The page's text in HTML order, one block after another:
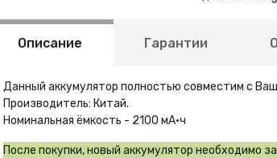
Описание Гарантии
Данный аккумулятор полностью совместим с
Производитель: Китай.
Номинальная ёмкость - 2100 мА·ч
После покупки, новый аккумулятор необходимо